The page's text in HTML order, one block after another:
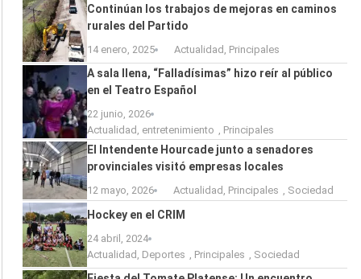
Continúan los trabajos de mejoras en caminos
rurales del Partido
14 enero, 2025 Actualidad Principales
A sala llena, “Falladísimas” hizo reír al público
en el Teatro Español
22 junio, 2026
Actualidad entretenimiento Principales
El Intendente Hourcade junto a senadores
provinciales visitó empresas locales
12 mayo, 2026 Actualidad Principales Sociedad
Hockey en el CRIM
24 abril, 2024
Actualidad Deportes Principales Sociedad